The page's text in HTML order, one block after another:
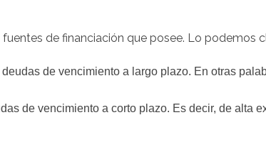
de financiación que posee. Lo podemos
de vencimiento a largo plazo. En otras
de vencimiento a corto plazo. Es decir, de alta